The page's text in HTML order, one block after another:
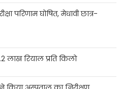
परिणाम घोषित, मेधावी छात्र-
लाख रियाल प्रति किलो